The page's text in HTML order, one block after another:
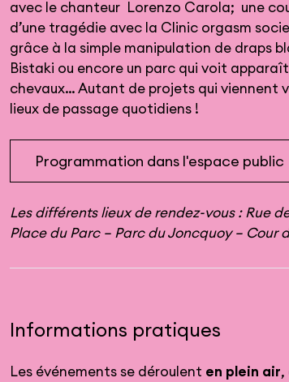
avec le chanteur Lorenzo Carola; une
d’une tragédie avec la Clinic orgasm
grâce à la simple manipulation de draps
Bistaki ou encore un parc qui voit
chevaux… Autant de projets qui viennent
lieux de passage quotidiens !
Programmation dans l'espace public
Les différents lieux de rendez-vous : Rue
Place du Parc – Parc du Joncquoy – Cour
Informations pratiques
Les événements se déroulent en plein air,